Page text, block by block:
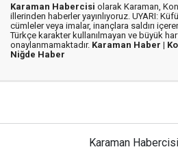
Karaman Habercisi olarak Karaman,
illerinden haberler yayınlıyoruz. UYARI:
cümleler veya imalar, inançlara saldırı
Türkçe karakter kullanılmayan ve büyük
onaylanmamaktadır. Karaman Haber |
Niğde Haber
Karaman